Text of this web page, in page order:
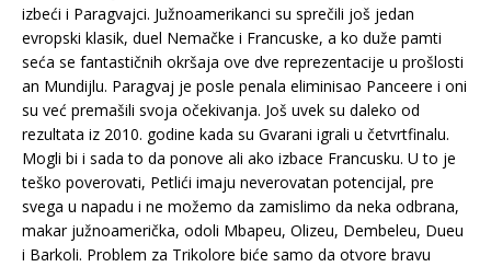
izbeći i Paragvajci. Južnoamerikanci su sprečili još jedan
evropski klasik, duel Nemačke i Francuske, a ko duže pamti
seća se fantastičnih okršaja ove dve reprezentacije u prošlosti
an Mundijlu. Paragvaj je posle penala eliminisao Panceere i oni
su već premašili svoja očekivanja. Još uvek su daleko od
rezultata iz 2010. godine kada su Gvarani igrali u četvrtfinalu.
Mogli bi i sada to da ponove ali ako izbace Francusku. U to je
teško poverovati, Petlići imaju neverovatan potencijal, pre
svega u napadu i ne možemo da zamislimo da neka odbrana,
makar južnoamerička, odoli Mbapeu, Olizeu, Dembeleu, Dueu
i Barkoli. Problem za Trikolore biće samo da otvore bravu